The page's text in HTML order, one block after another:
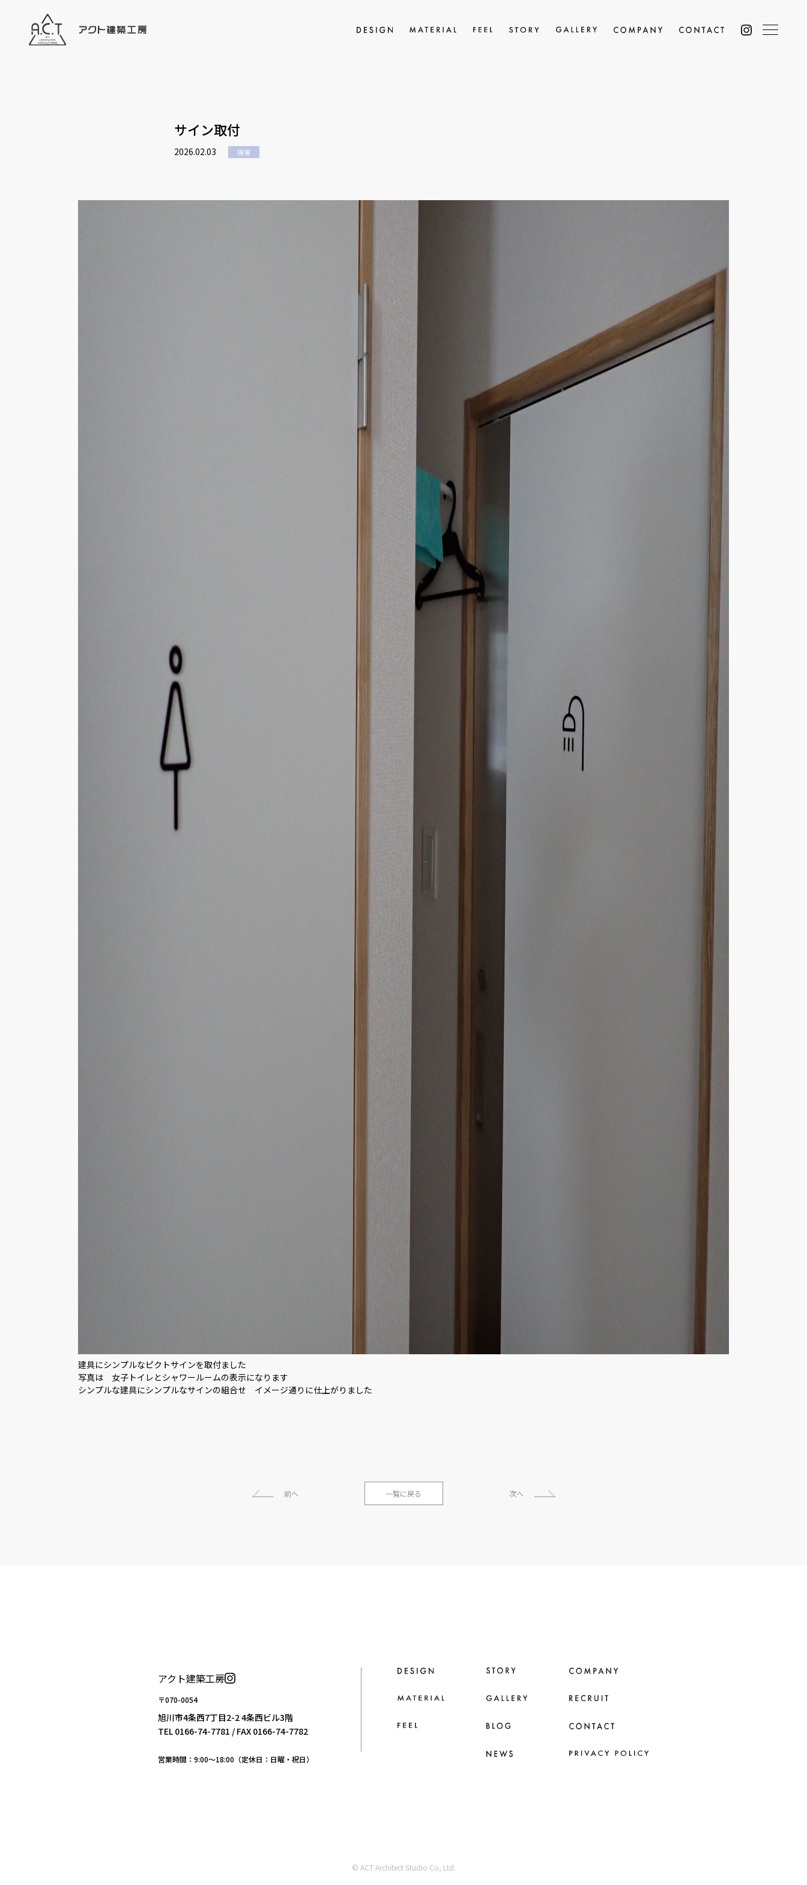
サイン取付
2026.02.03 現場
建具にシンプルなピクトサインを取付ました
写真は 女子トイレとシャワールームの表示になります
シンプルな建具にシンプルなサインの組合せ イメージ通りに仕上がりました
前へ 一覧に戻る 次へ
アクト建築工房
〒070-0054
旭川市4条西7丁目2-2 4条西ビル3階
TEL 0166-74-7781 / FAX 0166-74-7782
営業時間：9:00〜18:00（定休日：日曜・祝日）
© ACT Architect Studio Co, Ltd.